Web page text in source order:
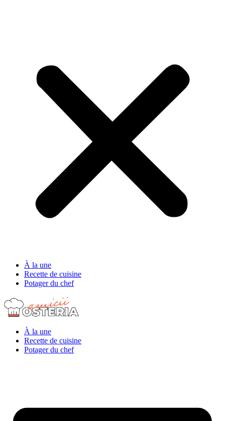
À la une
Recette de cuisine
Potager du chef
À la une
Recette de cuisine
Potager du chef